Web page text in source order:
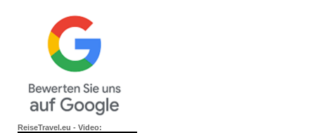
ReiseTravel.eu - Video: